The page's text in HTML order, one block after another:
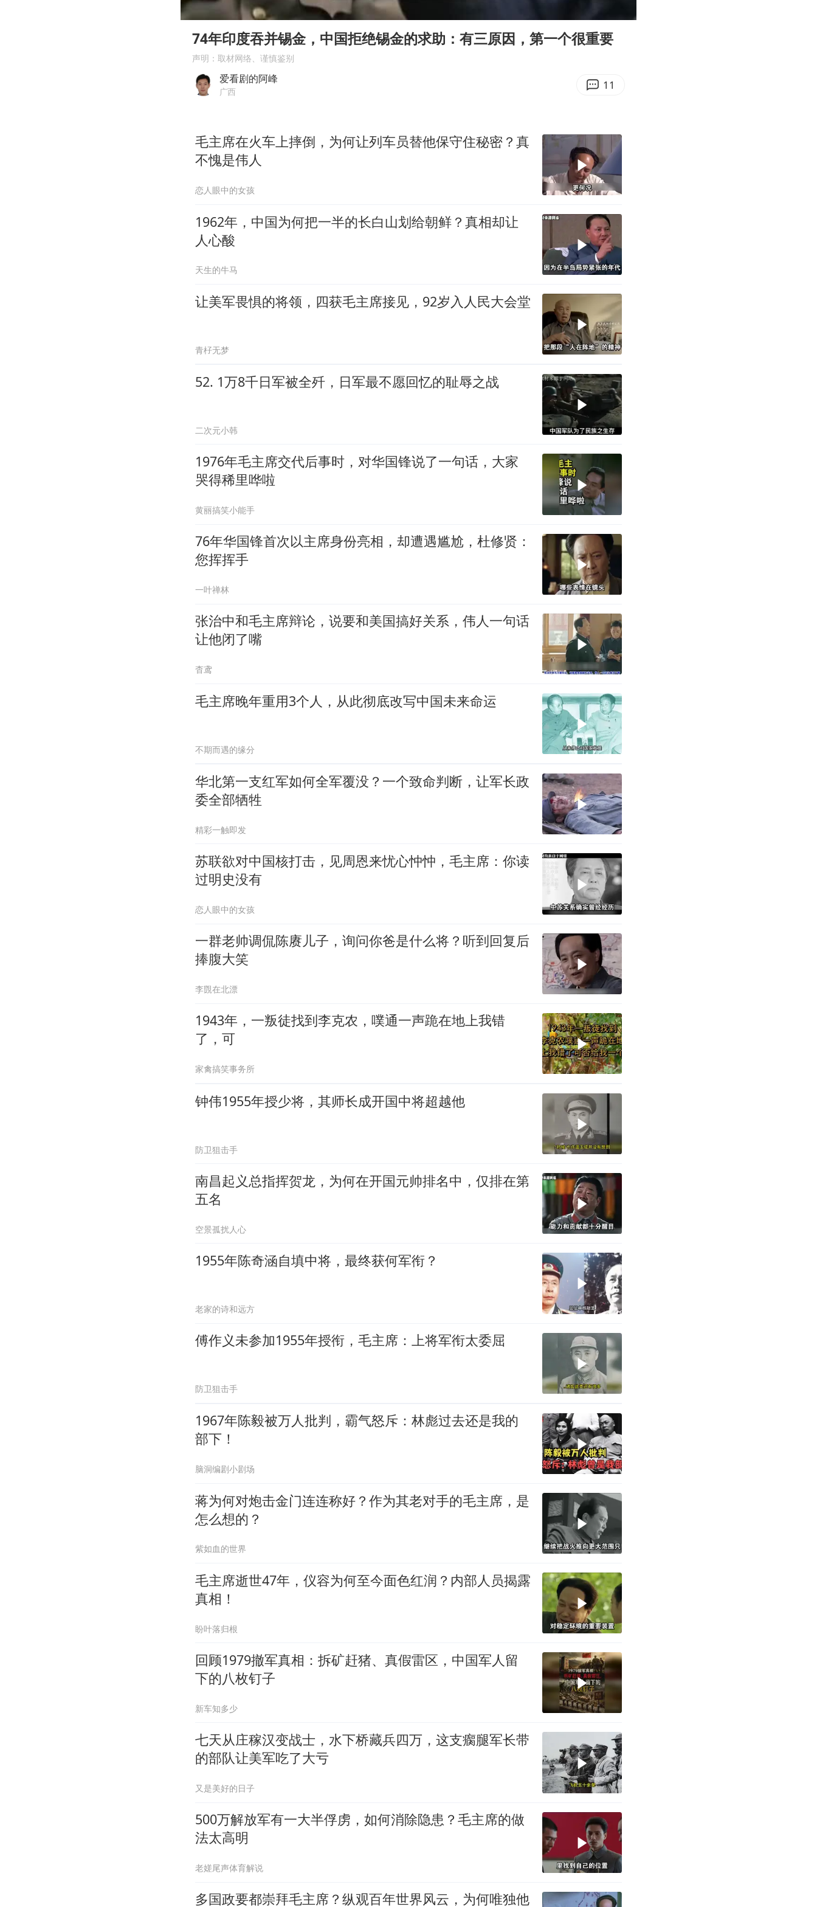
日本广岛民众举行游行反对政府行径
27岁女子成组织卖淫集团主犯被通缉
00:00
Enter
74年印度吞并锡金，中国拒绝锡金的求助：有三原因，第一个很重要
声明：取材网络、谨慎鉴别
爱看剧的阿峰
广西 11
毛主席在火车上摔倒，为何让列车员替他保守住秘密？真
不愧是伟人
恋人眼中的女孩
1962年，中国为何把一半的长白山划给朝鲜？真相却让
人心酸
天生的牛马
让美军畏惧的将领，四获毛主席接见，92岁入人民大会堂
青杍无梦
52. 1万8千日军被全歼，日军最不愿回忆的耻辱之战
二次元小韩
1976年毛主席交代后事时，对华国锋说了一句话，大家
哭得稀里哗啦
黄丽搞笑小能手
76年华国锋首次以主席身份亮相，却遭遇尴尬，杜修贤：
您挥挥手
一叶禅林
张治中和毛主席辩论，说要和美国搞好关系，伟人一句话
让他闭了嘴
杳鸢
毛主席晚年重用3个人，从此彻底改写中国未来命运
不期而遇的缘分
华北第一支红军如何全军覆没？一个致命判断，让军长政
委全部牺牲
精彩一触即发
苏联欲对中国核打击，见周恩来忧心忡忡，毛主席：你读
过明史没有
恋人眼中的女孩
一群老帅调侃陈赓儿子，询问你爸是什么将？听到回复后
捧腹大笑
李覴在北漂
1943年，一叛徒找到李克农，噗通一声跪在地上我错
了，可
家禽搞笑事务所
钟伟1955年授少将，其师长成开国中将超越他
防卫狙击手
南昌起义总指挥贺龙，为何在开国元帅排名中，仅排在第
五名
空景孤扰人心
1955年陈奇涵自填中将，最终获何军衔？
老家的诗和远方
傅作义未参加1955年授衔，毛主席：上将军衔太委屈
防卫狙击手
1967年陈毅被万人批判，霸气怒斥：林彪过去还是我的
部下！
脑洞编剧小剧场
蒋为何对炮击金门连连称好？作为其老对手的毛主席，是
怎么想的？
紫如血的世界
毛主席逝世47年，仪容为何至今面色红润？内部人员揭露
真相！
盼叶落归根
回顾1979撤军真相：拆矿赶猪、真假雷区，中国军人留
下的八枚钉子
新车知多少
七天从庄稼汉变战士，水下桥藏兵四万，这支瘸腿军长带
的部队让美军吃了大亏
又是美好的日子
500万解放军有一大半俘虏，如何消除隐患？毛主席的做
法太高明
老嫅尾声体育解说
多国政要都崇拜毛主席？纵观百年世界风云，为何唯独他